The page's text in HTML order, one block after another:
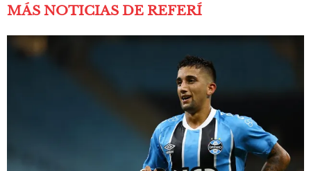
MÁS NOTICIAS DE REFERÍ